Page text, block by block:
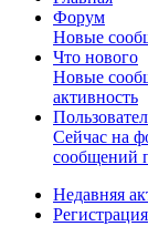
Форум
Новые
Что нового
Новые
активность
Сейчас на
сообщений
Недавняя
Регистрация